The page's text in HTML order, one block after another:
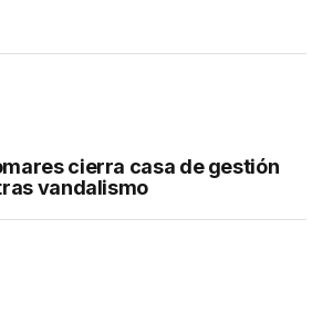
cierra casa de gestión
vandalismo